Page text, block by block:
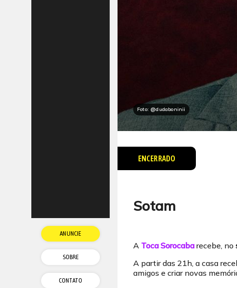
Foto: @dudaboninii
ENCERRADO
Sotam
A Toca Sorocaba recebe, no
A partir das 21h, a casa
amigos e criar novas
ANUNCIE
SOBRE
CONTATO